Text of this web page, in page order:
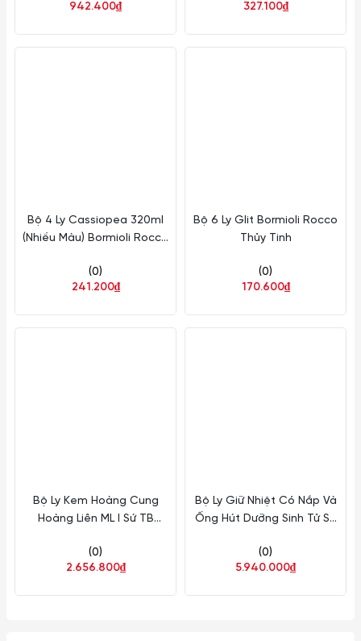
Thủy Tinh
942.400₫
327.100₫
Bộ 4 Ly Cassiopea 320ml
(Nhiều Màu) Bormioli Rocco
(0)
241.200₫
Bộ 6 Ly Glit Bormioli Rocco
Thủy Tinh
(0)
170.600₫
Bộ Ly Kem Hoàng Cung
Hoàng Liên ML I Sứ TB
(0)
2.656.800₫
Bộ Ly Giữ Nhiệt Có Nắp Và
Ống Hút Dưỡng Sinh Tử Sa
214888504H06
(0)
5.940.000₫